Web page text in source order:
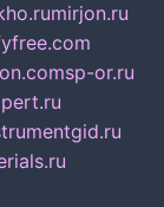
mirjon.ru
sp-or.ru